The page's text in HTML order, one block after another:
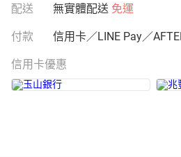
配送 無實體配送 免運
付款 信用卡／LINE Pay／
信用卡優惠